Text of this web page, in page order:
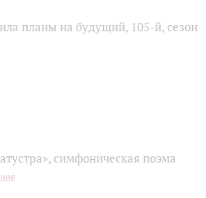
планы на будущий, 105‑й, сезон
симфоническая поэма